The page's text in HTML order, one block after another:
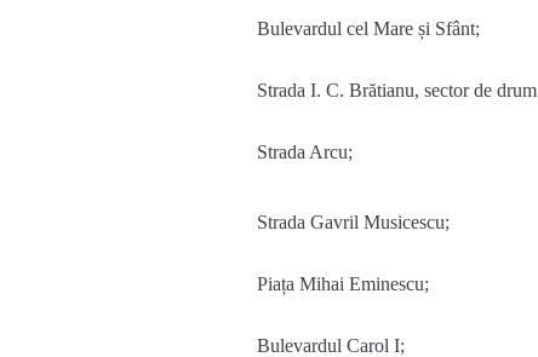
Bulevardul cel Mare și Sfânt;
Strada I. C. Brătianu, sector de drum
Strada Arcu;
Strada Gavril Musicescu;
Piața Mihai Eminescu;
Bulevardul Carol I;